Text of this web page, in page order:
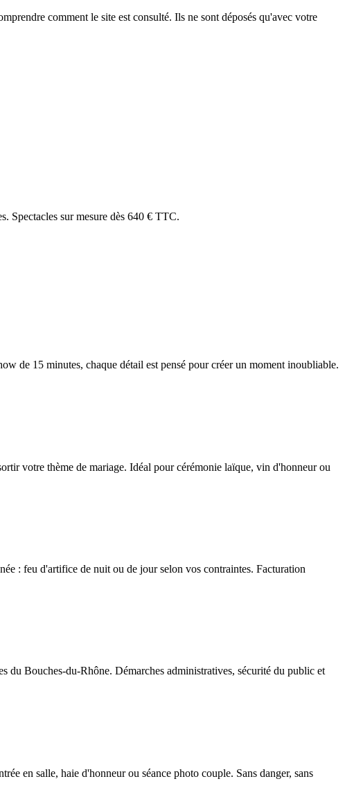
comment le site est consulté. Ils ne sont déposés qu'avec votre
Spectacles sur mesure dès 640 € TTC.
de 15 minutes, chaque détail est pensé pour créer un moment inoubliable.
votre thème de mariage. Idéal pour cérémonie laïque, vin d'honneur ou
: feu d'artifice de nuit ou de jour selon vos contraintes. Facturation
du Bouches-du-Rhône. Démarches administratives, sécurité du public et
en salle, haie d'honneur ou séance photo couple. Sans danger, sans